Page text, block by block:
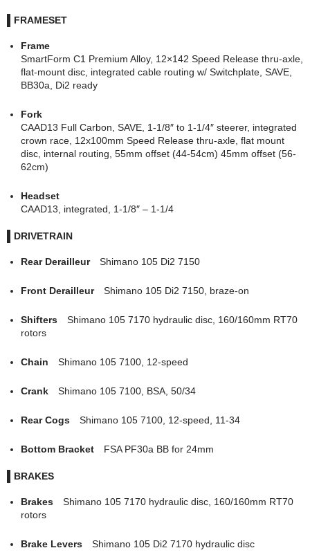
キャリア
ウェア全般
その他
コバヤシHP
店長ブログ
FRAMESET
Frame
SmartForm C1 Premium Alloy, 12×142 Speed Release thru-axle,
flat-mount disc, integrated cable routing w/ Switchplate, SAVE,
BB30a, Di2 ready
Fork
CAAD13 Full Carbon, SAVE, 1-1/8″ to 1-1/4″ steerer, integrated
crown race, 12x100mm Speed Release thru-axle, flat mount
disc, internal routing, 55mm offset (44-54cm) 45mm offset (56-
62cm)
Headset
CAAD13, integrated, 1-1/8″ – 1-1/4
DRIVETRAIN
Rear Derailleur Shimano 105 Di2 7150
Front Derailleur Shimano 105 Di2 7150, braze-on
Shifters Shimano 105 7170 hydraulic disc, 160/160mm RT70
rotors
Chain Shimano 105 7100, 12-speed
Crank Shimano 105 7100, BSA, 50/34
Rear Cogs Shimano 105 7100, 12-speed, 11-34
Bottom Bracket FSA PF30a BB for 24mm
BRAKES
Brakes Shimano 105 7170 hydraulic disc, 160/160mm RT70
rotors
Brake Levers Shimano 105 Di2 7170 hydraulic disc